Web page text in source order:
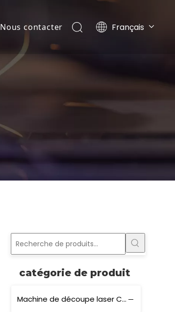
Nous contacter Français
catégorie de produit
Machine de découpe laser CO2